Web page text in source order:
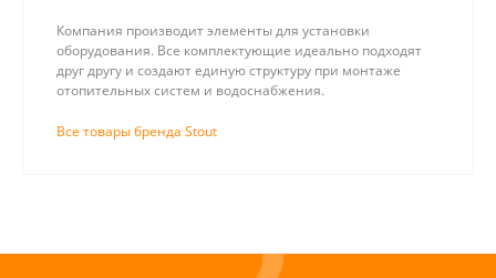
Компания производит элементы для установки
оборудования. Все комплектующие идеально подходят
друг другу и создают единую структуру при монтаже
отопительных систем и водоснабжения.
Все товары бренда Stout